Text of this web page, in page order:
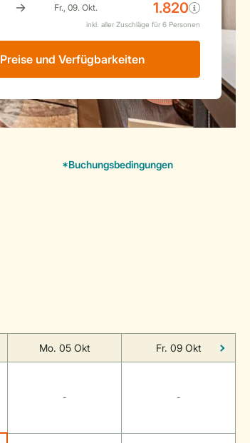
Preise und Verfügbarkeiten
Mo. 05 Okt Fr. 09 Okt
- -